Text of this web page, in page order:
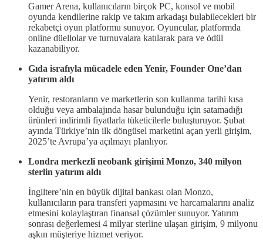
Gamer Arena, kullanıcıların birçok PC, konsol ve mobil
oyunda kendilerine rakip ve takım arkadaşı bulabilecekleri bir
rekabetçi oyun platformu sunuyor. Oyuncular, platformda
online düellolar ve turnuvalara katılarak para ve ödül
kazanabiliyor.
Gıda israfıyla mücadele eden Yenir, Founder One’dan
yatırım aldı
Yenir, restoranların ve marketlerin son kullanma tarihi kısa
olduğu veya ambalajında hasar bulunduğu için satamadığı
ürünleri indirimli fiyatlarla tüketicilerle buluşturuyor. Şubat
ayında Türkiye’nin ilk döngüsel marketini açan yerli girişim,
2025’te Avrupa’ya açılmayı planlıyor.
Londra merkezli neobank girişimi Monzo, 340 milyon
sterlin yatırım aldı
İngiltere’nin en büyük dijital bankası olan Monzo,
kullanıcıların para transferi yapmasını ve harcamalarını analiz
etmesini kolaylaştıran finansal çözümler sunuyor. Yatırım
sonrası değerlemesi 4 milyar sterline ulaşan girişim, 9 milyonu
aşkın müşteriye hizmet veriyor.